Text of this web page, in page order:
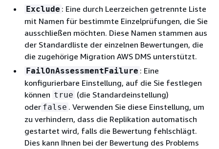
Exclude : Eine durch Leerzeichen getrennte Liste
mit Namen für bestimmte Einzelprüfungen, die Sie
ausschließen möchten. Diese Namen stammen aus
der Standardliste der einzelnen Bewertungen, die
die zugehörige Migration AWS DMS unterstützt.
FailOnAssessmentFailure : Eine
konfigurierbare Einstellung, auf die Sie festlegen
können true (die Standardeinstellung)
oder false . Verwenden Sie diese Einstellung, um
zu verhindern, dass die Replikation automatisch
gestartet wird, falls die Bewertung fehlschlägt.
Dies kann Ihnen bei der Bewertung des Problems